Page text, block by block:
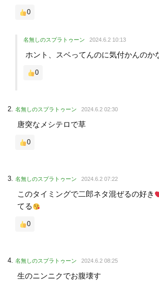
0
名無しのスプラトゥーン 2024.6.2 10:13
ホント、スベってんのに気付かんのか
0
名無しのスプラトゥーン 2024.6.2 02:30
唐突なメシテロで草
0
名無しのスプラトゥーン 2024.6.2 07:22
このタイミングで二郎ネタ混ぜるの好き
てる
0
名無しのスプラトゥーン 2024.6.2 08:25
生のニンニクでお腹壊す